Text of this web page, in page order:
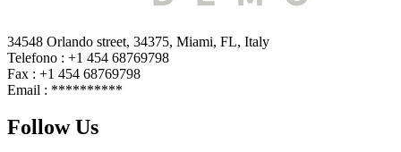
34548 Orlando street, 34375, Miami, FL, Italy
Telefono : +1 454 68769798
Fax : +1 454 68769798
Email : **********
Follow Us